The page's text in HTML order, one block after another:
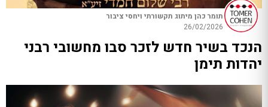
תומר כהן מיתוג תקשורתי ויחסי ציבור
26/02/2026
הנכד בשיר חדש לזכר סבו מחשובי רבני
יהדות תימן